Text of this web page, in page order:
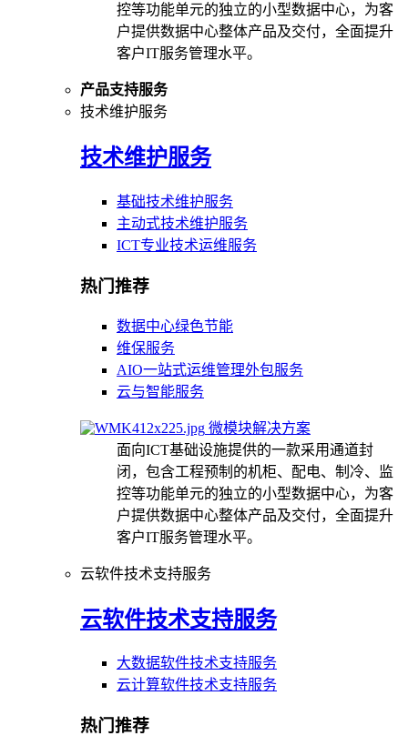
控等功能单元的独立的小型数据中心，为客
户提供数据中心整体产品及交付，全面提升
客户IT服务管理水平。
产品支持服务
技术维护服务
技术维护服务
基础技术维护服务
主动式技术维护服务
ICT专业技术运维服务
热门推荐
数据中心绿色节能
维保服务
AIO一站式运维管理外包服务
云与智能服务
微模块解决方案
面向ICT基础设施提供的一款采用通道封
闭，包含工程预制的机柜、配电、制冷、监
控等功能单元的独立的小型数据中心，为客
户提供数据中心整体产品及交付，全面提升
客户IT服务管理水平。
云软件技术支持服务
云软件技术支持服务
大数据软件技术支持服务
云计算软件技术支持服务
热门推荐